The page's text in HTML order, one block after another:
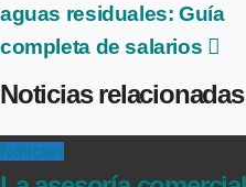
aguas residuales: Guía
completa de salarios
Noticias relacionadas
Noticias